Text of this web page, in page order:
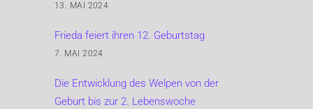
13. MAI 2024
Frieda feiert ihren 12. Geburtstag
7. MAI 2024
Die Entwicklung des Welpen von der
Geburt bis zur 2. Lebenswoche